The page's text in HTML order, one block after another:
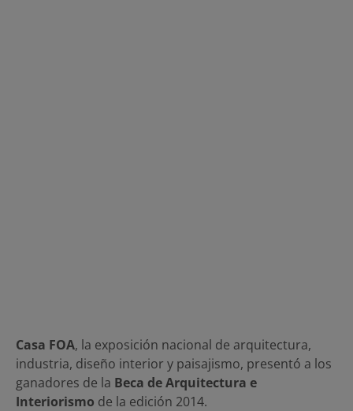
Casa FOA, la exposición nacional de arquitectura,
industria, diseño interior y paisajismo, presentó a los
ganadores de la Beca de Arquitectura e
Interiorismo de la edición 2014.